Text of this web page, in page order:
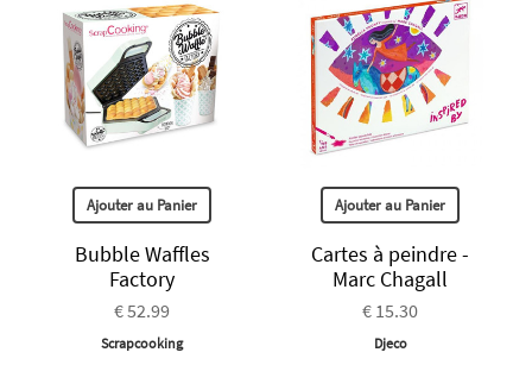
Ajouter au Panier
Bubble Waffles
Factory
€ 52.99
Scrapcooking
Ajouter au Panier
Cartes à peindre -
Marc Chagall
€ 15.30
Djeco